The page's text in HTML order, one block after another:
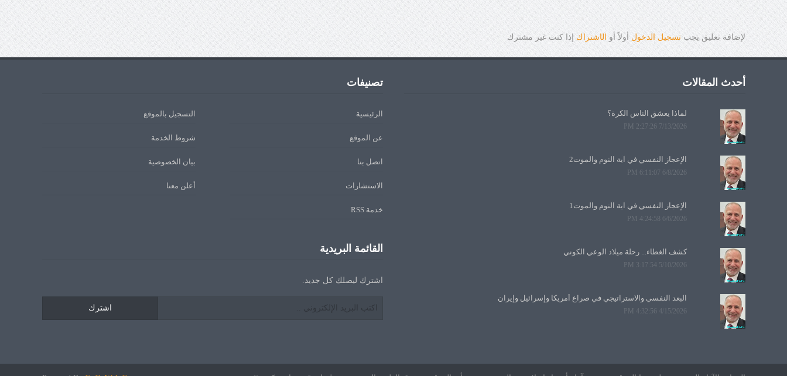
لإضافة تعليق يجبتسجيل الدخول أولاً أو الاشتراكإذا كنت غير مشترك
أحدث المقالات
لماذا يعشق الناس الكرة؟
7/13/2026 2:27:26 PM
الإعجاز النفسي في آية النوم والموت2
6/8/2026 6:11:07 PM
الإعجاز النفسي في آية النوم والموت1
6/6/2026 4:24:58 PM
كشف الغطاء... رحلة ميلاد الوعي الكوني
5/10/2026 3:17:54 PM
البعد النفسي والاستراتيجي في صراع أمريكا وإسرائيل وإيران
4/15/2026 4:32:56 PM
تصنيفات
الرئيسية التسجيل بالموقع
عن الموقع شروط الخدمة
اتصل بنا بيان الخصوصية
الاستشارات أعلن معنا
خدمة RSS
القائمة البريدية
اشترك ليصلك كل جديد.
اشترك